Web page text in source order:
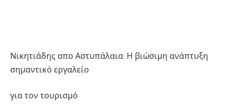
Νικητιάδης απο Αστυπάλαια: Η βιώσιμη ανάπτυξη
σημαντικό εργαλείο
για τον τουρισμό